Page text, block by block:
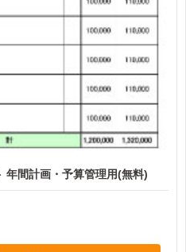
年間計画・予算管理用(無料)